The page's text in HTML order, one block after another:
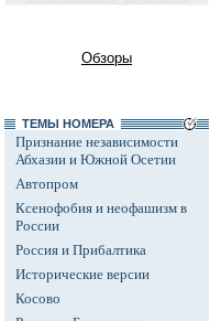
Обзоры
ТЕМЫ НОМЕРА
Признание независимости
Абхазии и Южной Осетии
Автопром
Ксенофобия и неофашизм в
России
Россия и Прибалтика
Исторические версии
Косово